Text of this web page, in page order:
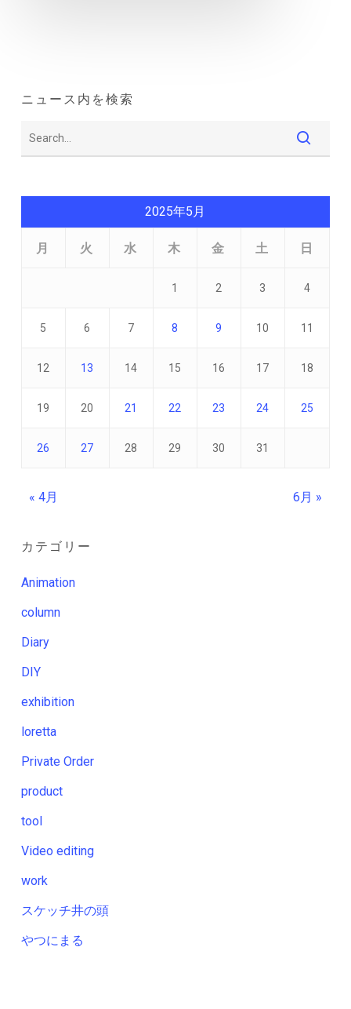
ニュース内を検索
2025年5月
月 火 水 木 金 土 日
1 2 3 4
5 6 7 8 9 10 11
12 13 14 15 16 17 18
19 20 21 22 23 24 25
26 27 28 29 30 31
« 4月 6月 »
カテゴリー
Animation
column
Diary
DIY
exhibition
loretta
Private Order
product
tool
Video editing
work
スケッチ井の頭
やつにまる